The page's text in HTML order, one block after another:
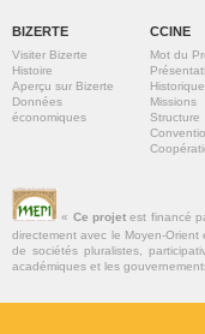
BIZERTE
Visiter Bizerte
Histoire
Aperçu sur Bizerte
Données
économiques
CCINE
Mot du
Historique
Missions
Structure
« Ce projetest financé
directement avec le Moyen-
de sociétés pluralistes,
académiques et les